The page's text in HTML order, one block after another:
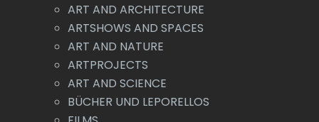
ART AND ARCHITECTURE
ARTSHOWS AND SPACES
ART AND NATURE
ARTPROJECTS
ART AND SCIENCE
BÜCHER UND LEPORELLOS